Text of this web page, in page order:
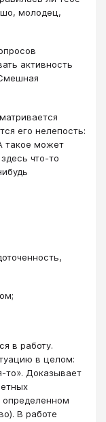
молодец,
активность
его нелепость:
такое может
что-то
в работу.
в целом:
то». Доказывает
определенном
В работе